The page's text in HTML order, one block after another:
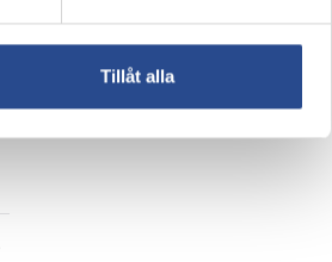
Tillåt alla